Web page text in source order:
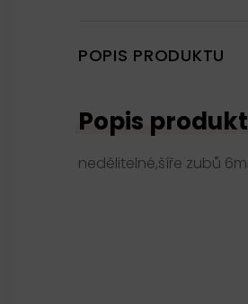
POPIS PRODUKTU
Popis
nedělitelné,šíře zubů